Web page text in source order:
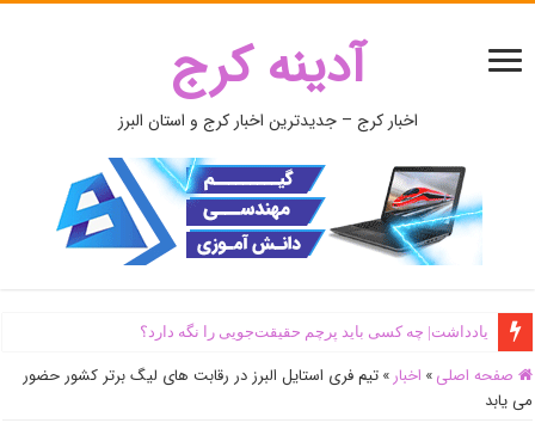
آدینه کرج
اخبار کرج – جدیدترین اخبار کرج و استان البرز
یادداشت| ‌چه کسی باید پرچم حقیقت‌جویی را نگه دارد؟
صفحه اصلی » اخبار » تیم فری استایل البرز در رقابت های لیگ برتر کشور حضور
می یابد